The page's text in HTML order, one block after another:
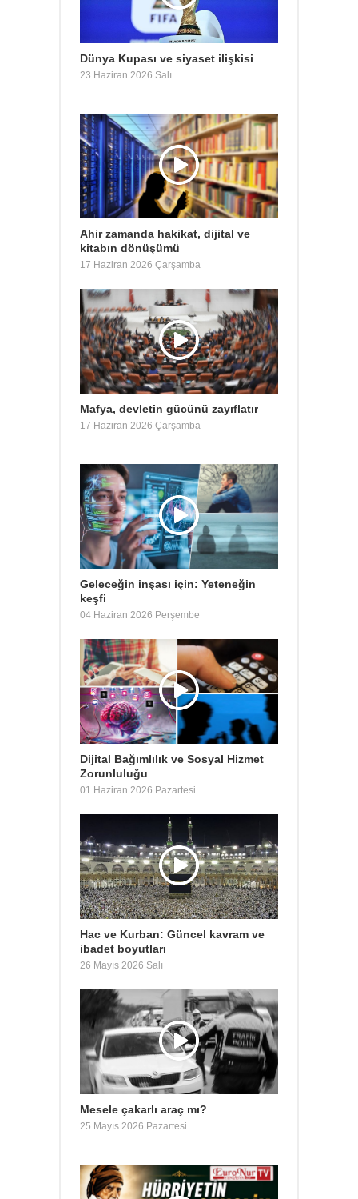
Dünya Kupası ve siyaset ilişkisi
23 Haziran 2026 Salı
Ahir zamanda hakikat, dijital ve
kitabın dönüşümü
17 Haziran 2026 Çarşamba
Mafya, devletin gücünü zayıflatır
17 Haziran 2026 Çarşamba
Geleceğin inşası için: Yeteneğin
keşfi
04 Haziran 2026 Perşembe
Dijital Bağımlılık ve Sosyal Hizmet
Zorunluluğu
01 Haziran 2026 Pazartesi
Hac ve Kurban: Güncel kavram ve
ibadet boyutları
26 Mayıs 2026 Salı
Mesele çakarlı araç mı?
25 Mayıs 2026 Pazartesi